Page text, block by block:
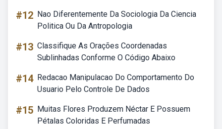
#12 Nao Diferentemente Da Sociologia Da Ciencia
Politica Ou Da Antropologia
#13 Classifique As Orações Coordenadas
Sublinhadas Conforme O Código Abaixo
#14 Redacao Manipulacao Do Comportamento Do
Usuario Pelo Controle De Dados
#15 Muitas Flores Produzem Néctar E Possuem
Pétalas Coloridas E Perfumadas